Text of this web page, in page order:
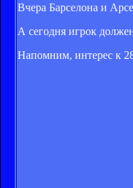
Вчера Барселона и
А сегодня игрок
Напомним, интерес к